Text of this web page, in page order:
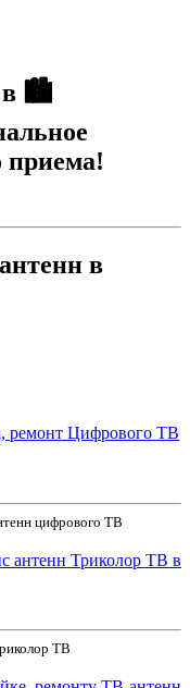
в 🏙️
приема!
в
цифрового ТВ
ТВ